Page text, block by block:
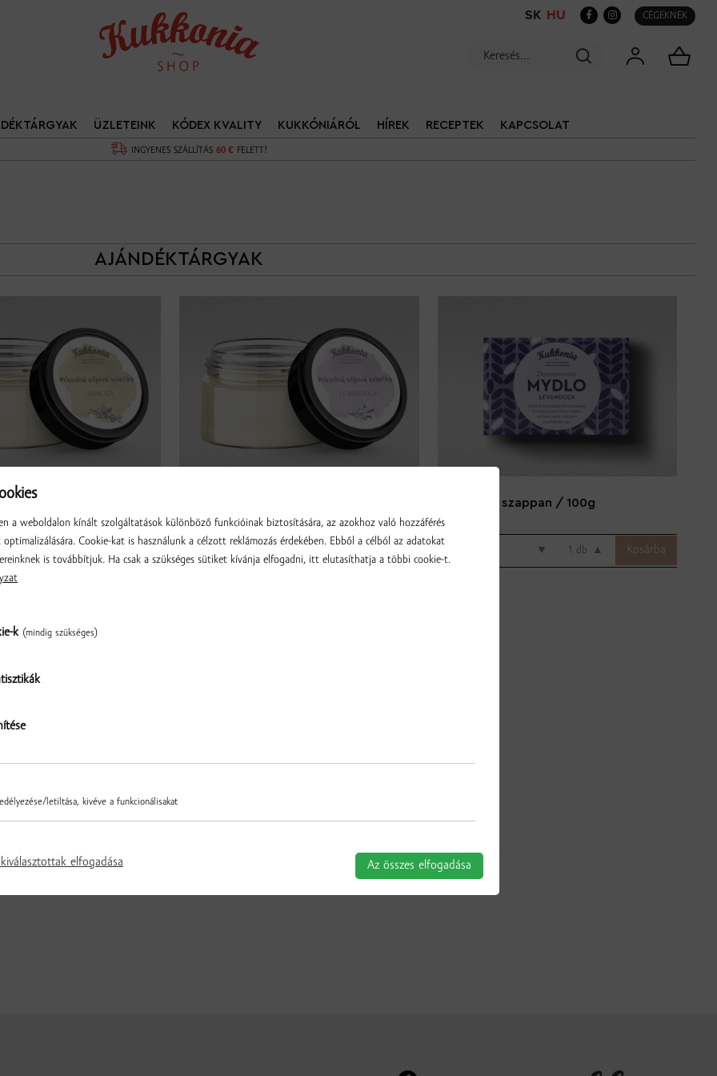
CÉGEKNEK
SK HU
INGYENES SZÁLLÍTÁS 60 € FELETT!
ÜZLETEINK KÓDEX KVALITY KUKKÓNIÁRÓL HÍREK RECEPTEK KAPCSOLAT
AJÁNDÉKTÁRGYAK
szójaviasz gyertya
110g
Kukkonia - levendula, 110g
Levendula szappan / 100g
▼ db ▲
a weboldalon kínált szolgáltatások különböző funkcióinak biztosítására, az azokhoz való hozzáférés
optimalizálására. Cookie-kat is használunk a célzott reklámozás érdekében. Ebből a célból az adatokat
is továbbítjuk. Ha csak a szükséges sütiket kívánja elfogadni, itt elutasíthatja a többi cookie-t.
k (mindig szükséges)
letiltása, kivéve a funkcionálisakat
elfogadása Az összes elfogadása